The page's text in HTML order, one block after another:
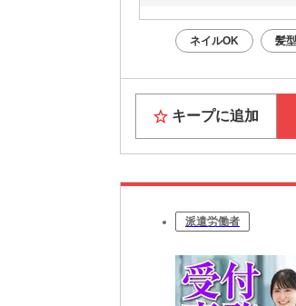
ネイルOK 髪
キープに追加
派遣労働者